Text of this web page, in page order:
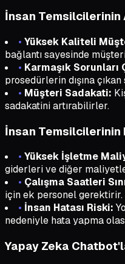
İnsan Temsilcilerinin
• Yüksek Kaliteli
bağlantı sayesinde
• Karmaşık Sorunları
prosedürlerin dışına
• Müşteri Sadakati:
sadakatini artırabilirler.
İnsan Temsilcilerinin
• Yüksek İşletme
giderleri ve diğer
• Çalışma Saatleri
için ek personel gerektirir.
• İnsan Hatası Riski:
nedeniyle hata yapma
Yapay Zeka